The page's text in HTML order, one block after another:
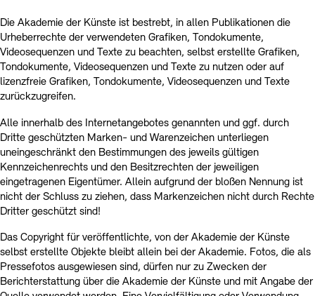
Die Akademie der Künste ist bestrebt, in allen Publikationen die
Urheberrechte der verwendeten Grafiken, Tondokumente,
Videosequenzen und Texte zu beachten, selbst erstellte Grafiken,
Tondokumente, Videosequenzen und Texte zu nutzen oder auf
lizenzfreie Grafiken, Tondokumente, Videosequenzen und Texte
zurückzugreifen.
Alle innerhalb des Internetangebotes genannten und ggf. durch
Dritte geschützten Marken- und Warenzeichen unterliegen
uneingeschränkt den Bestimmungen des jeweils gültigen
Kennzeichenrechts und den Besitzrechten der jeweiligen
eingetragenen Eigentümer. Allein aufgrund der bloßen Nennung ist
nicht der Schluss zu ziehen, dass Markenzeichen nicht durch Rechte
Dritter geschützt sind!
Das Copyright für veröffentlichte, von der Akademie der Künste
selbst erstellte Objekte bleibt allein bei der Akademie. Fotos, die als
Pressefotos ausgewiesen sind, dürfen nur zu Zwecken der
Berichterstattung über die Akademie der Künste und mit Angabe der